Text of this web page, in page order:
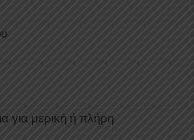
για μερική ή πλήρη